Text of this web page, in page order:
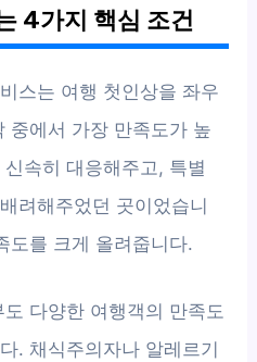
4가지 핵심 조건
스는 여행 첫인상을 좌우
중에서 가장 만족도가 높
속히 대응해주고, 특별
려해주었던 곳이었습니
도를 크게 올려줍니다.
다양한 여행객의 만족도
. 채식주의자나 알레르기